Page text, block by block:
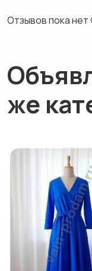
Отзывов пока нет
же